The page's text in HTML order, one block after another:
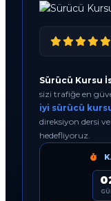
Sürücü Kursu
sizi trafiğe en
iyi sürücü
direksiyon dersi
hedefliyoruz.